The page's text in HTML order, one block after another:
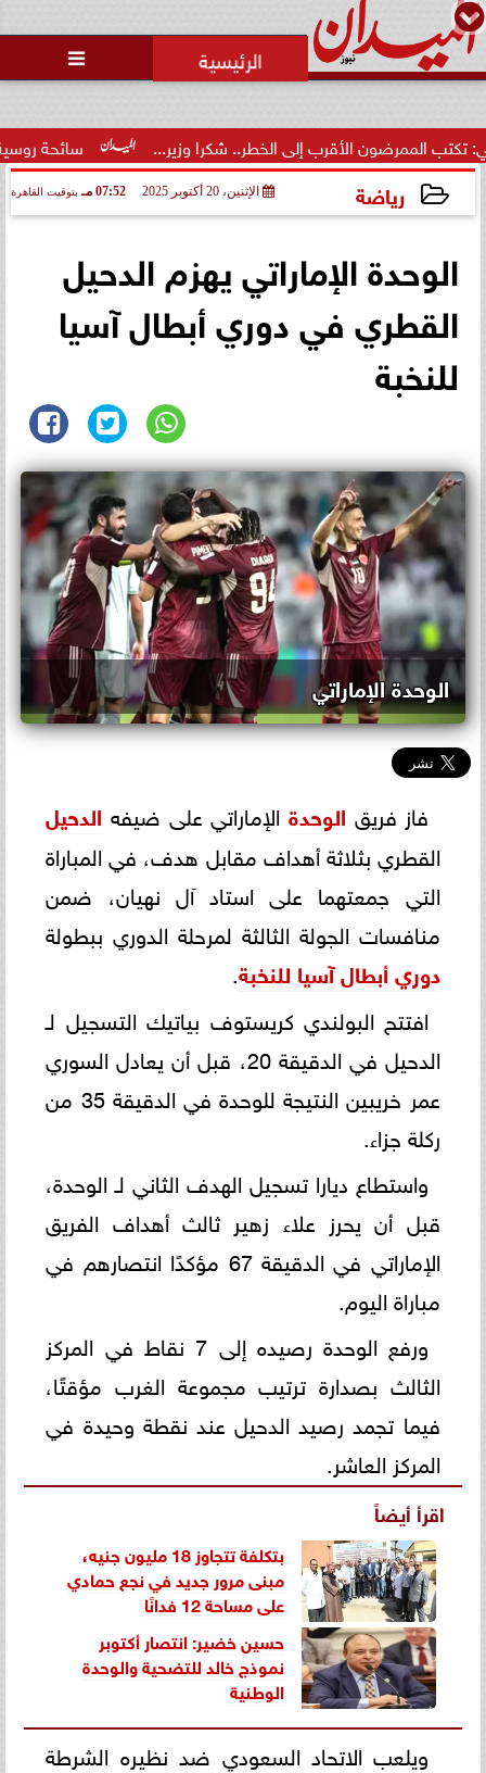

سائحة روسية لـ”مراسي”: الأقرب إلى الخطر.. شكرا وزير...
رياضة الإثنين، 20 أكتوبر 2025 07:52 مـ بتوقيت القاهرة
الوحدة الإماراتي يهزم الدحيل
القطري في دوري أبطال آسيا
للنخبة
الوحدة الإماراتي
فاز فريق الوحدةالإماراتي على ضيفه الدحيل
القطري بثلاثة أهداف مقابل هدف، في المباراة
التي جمعتهما على استاد آل نهيان، ضمن
منافسات الجولة الثالثة لمرحلة الدوري ببطولة
دوري أبطال آسيا للنخبة
افتتح البولندي كريستوف بياتيك التسجيل لـ
الدحيل في الدقيقة 20، قبل أن يعادل السوري
عمر خريبين النتيجة للوحدة في الدقيقة 35 من
ركلة جزاء.
واستطاع ديارا تسجيل الهدف الثاني لـ الوحدة،
قبل أن يحرز علاء زهير ثالث أهداف الفريق
الإماراتي في الدقيقة 67 مؤكدًا انتصارهم في
مباراة اليوم.
ورفع الوحدة رصيده إلى 7 نقاط في المركز
الثالث بصدارة ترتيب مجموعة الغرب مؤقتًا،
فيما تجمد رصيد الدحيل عند نقطة وحيدة في
المركز العاشر.
اقرأ أيضاً
بتكلفة تتجاوز 18 مليون جنيه،
مبنى مرور جديد في نجع حمادي
على مساحة 12 فدانًا
حسين خضير: انتصار أكتوبر
نموذج خالد للتضحية والوحدة
الوطنية
ويلعب الاتحاد السعودي ضد نظيره الشرطة